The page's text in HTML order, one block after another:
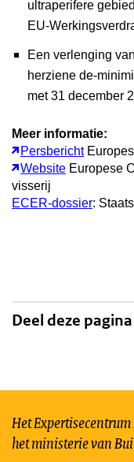
ultraperifere
EU-
Een verlenging
herziene de-
met 31 december
Meer informatie:
Persbericht
Website Europese
visserij
ECER-dossier:
Deel deze pagina
Het
het ministerie van